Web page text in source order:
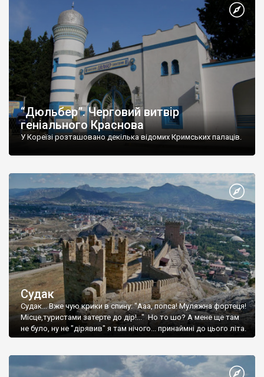
“Дюльбер”. Черговий витвір
геніального Краснова
У Кореїзі розташовано декілька відомих Кримських палаців.
Судак
Судак... Вже чую крики в спину: "Ааа, попса! Муляжна фортеця!
Місце,туристами затерте до дір!..." Но то шо? А мене ще там
не було, ну не "дірявив" я там нічого... принаймні до цього літа.